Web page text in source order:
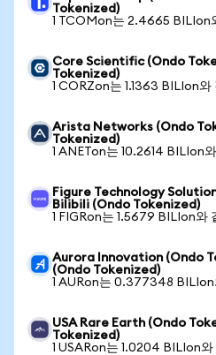
Tokenized)
1 TCOMon는 2.4665 BILIon
Core Scientific (Ondo
Tokenized)
1 CORZon는 1.1363 BILIon와
Arista Networks (Ondo
Tokenized)
1 ANETon는 10.2614 BILIon
Figure Technology
Bilibili (Ondo Tokenized)
1 FIGRon는 1.5679 BILIon와
Aurora Innovation (Ondo
(Ondo Tokenized)
1 AURon는 0.377348 BILIon
USA Rare Earth (Ondo
Tokenized)
1 USARon는 1.0204 BILIon와